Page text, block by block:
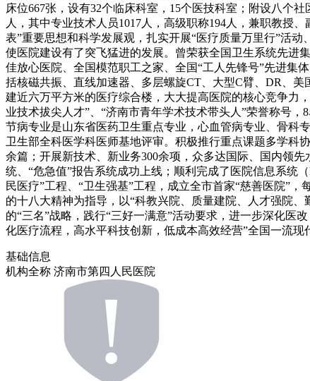
床位667张，设有32个临床科室，15个医技科室；附设八个
人，其中专业技术人员1017人，高级职称194人，兼职教授
表”重要思想和科学发展观，扎实开展“医疗质量万里行”活
使医院建设有了突飞猛进的发展。曾荣获全国卫生系统先进
佳放心医院、全国模范职工之家、全国“工人先锋号”先进
括核磁共振、直线加速器、多层螺旋CT、大型C臂、DR、
建近六万平方米的医疗综合楼，大大提高医院的核心竞争
业技术拔尖人才”、“济南市青年学术技术带头人”荣誉称号
节病专业是山东省医药卫生重点专业，心血管病专业、骨科
卫生部全科医学科医师基地评审。积极推行重点课题多学科
余篇；开展新技术、新业务300余项，众多达国际、国内领
统、“危急值”报告系统成功上线；顺利完成了医院信息系
民医疗”工程、“卫生强基”工程，成立全市首家“慈善医院”
的十八大精神为指导，以“科教兴院、质量建院、人才强院
的“三名”战略，践行“三好一满意”活动要求，进一步深化医
化医疗流程，高水平科技创新，低成本高效经营”全国一流现
基础信息
机构全称 济南市第四人民医院